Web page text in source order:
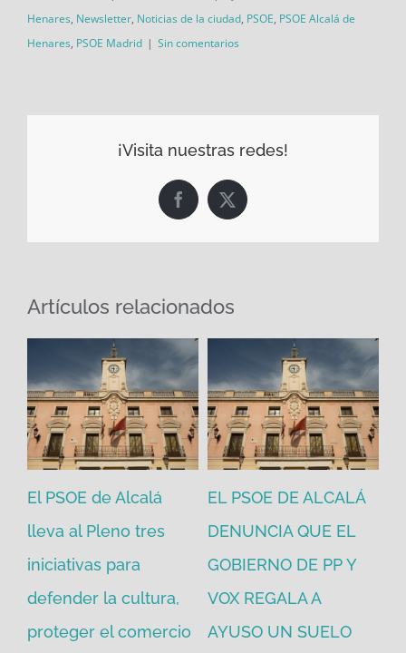
Henares, Newsletter, Noticias de la ciudad, PSOE, PSOE Alcalá de
Henares, PSOE Madrid | Sin comentarios
¡Visita nuestras redes!
Facebook
X
Artículos relacionados
El PSOE de Alcalá
lleva al Pleno tres
iniciativas para
defender la cultura,
proteger el comercio
EL PSOE DE ALCALÁ
DENUNCIA QUE EL
GOBIERNO DE PP Y
VOX REGALA A
AYUSO UN SUELO